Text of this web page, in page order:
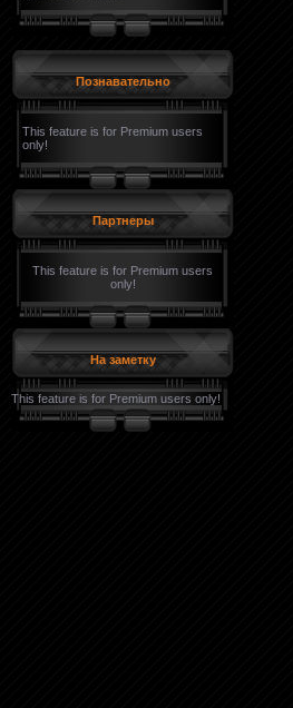
Познавательно
This feature is for Premium users
only!
Партнеры
This feature is for Premium users
only!
На заметку
This feature is for Premium users only!